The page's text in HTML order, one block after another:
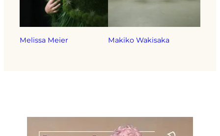
Melissa Meier Makiko Wakisaka